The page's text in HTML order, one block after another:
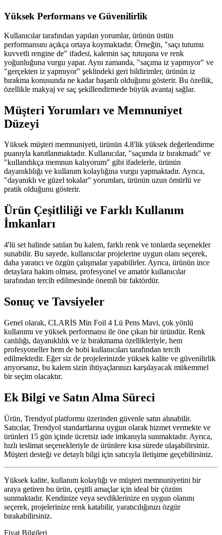
Yüksek Performans ve Güvenilirlik
Kullanıcılar tarafından yapılan yorumlar, ürünün üstün
performansını açıkça ortaya koymaktadır. Örneğin, "saçı tutumu
kuvvetli rengine de" ifadesi, kalemin saç tutuşuna ve renk
yoğunluğuna vurgu yapar. Aynı zamanda, "saçıma iz yapmıyor" ve
"gerçekten iz yapmıyor" şeklindeki geri bildirimler, ürünün iz
bırakma konusunda ne kadar başarılı olduğunu gösterir. Bu özellik,
özellikle makyaj ve saç şekillendirmede büyük avantaj sağlar.
Müşteri Yorumları ve Memnuniyet
Düzeyi
Yüksek müşteri memnuniyeti, ürünün 4.8'lik yüksek değerlendirme
puanıyla kanıtlanmaktadır. Kullanıcılar, "saçımda iz bırakmadı" ve
"kullandıkça memnun kalıyorum" gibi ifadelerle, ürünün
dayanıklılığı ve kullanım kolaylığına vurgu yapmaktadır. Ayrıca,
"dayanıklı ve güzel tokalar" yorumları, ürünün uzun ömürlü ve
pratik olduğunu gösterir.
Ürün Çeşitliliği ve Farklı Kullanım
İmkanları
4'lü set halinde satılan bu kalem, farklı renk ve tonlarda seçenekler
sunabilir. Bu sayede, kullanıcılar projelerine uygun olanı seçerek,
daha yaratıcı ve özgün çalışmalar yapabilirler. Ayrıca, ürünün ince
detaylara hakim olması, profesyonel ve amatör kullanıcılar
tarafından tercih edilmesinde önemli bir faktördür.
Sonuç ve Tavsiyeler
Genel olarak, CLARİS Min Foil 4 Lü Pens Mavi, çok yönlü
kullanımı ve yüksek performansı ile öne çıkan bir üründür. Renk
canlılığı, dayanıklılık ve iz bırakmama özellikleriyle, hem
profesyoneller hem de hobi kullanıcıları tarafından tercih
edilmektedir. Eğer siz de projelerinizde yüksek kalite ve güvenilirlik
arıyorsanız, bu kalem sizin ihtiyaçlarınızı karşılayacak mükemmel
bir seçim olacaktır.
Ek Bilgi ve Satın Alma Süreci
Ürün, Trendyol platformu üzerinden güvenle satın alınabilir.
Satıcılar, Trendyol standartlarına uygun olarak hizmet vermekte ve
ürünleri 15 gün içinde ücretsiz iade imkanıyla sunmaktadır. Ayrıca,
hızlı teslimat seçenekleriyle de ürünlere kısa sürede ulaşabilirsiniz.
Müşteri desteği ve detaylı bilgi için satıcıyla iletişime geçebilirsiniz.
Yüksek kalite, kullanım kolaylığı ve müşteri memnuniyetini bir
araya getiren bu ürün, çeşitli amaçlar için ideal bir çözüm
sunmaktadır. Kendinize veya sevdiklerinize en uygun olanını
seçerek, projelerinize renk katabilir, yaratıcılığınızı özgür
bırakabilirsiniz.
Fiyat Bilgileri